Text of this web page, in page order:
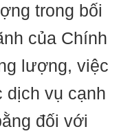
trong bối
của Chính
lượng, việc
dịch vụ cạnh
đối với